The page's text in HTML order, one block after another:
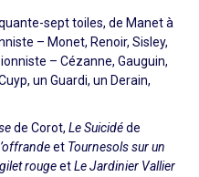
sept toiles, de Manet à
– Monet, Renoir, Sisley,
– Cézanne, Gauguin,
un Guardi, un Derain,
de Corot, Le Suicidéde
et Tournesols sur un
rougeetLe Jardinier Vallier